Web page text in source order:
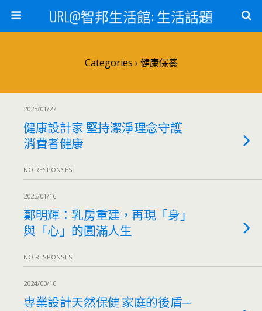
URL@智邦生活館: 生活話題
Categories › 健康保養
2025/01/27
健康設計家 堅持潔淨理念守護
消費者健康
NO RESPONSES
2025/01/16
鄭明輝：乳房重建，再現「身」
與「心」的圓滿人生
NO RESPONSES
2024/03/16
專業設計天然保健 家庭的後盾─